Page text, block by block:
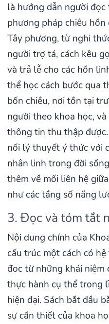
là hướng dẫn người
phương pháp chiêu
Tây phương, từ nghi
người trợ tá, cách kêu
và trả lễ cho các hồn
thể học cách bước qua
bốn chiều, nơi tồn tại
người theo khoa học,
thông tin thu thập
nối lý thuyết ý thức với
nhân linh trong đời
thêm về mối liên hệ
như các tầng số năng
3. Đọc và tóm tắt
Nội dung chính của
cấu trúc một cách có
đọc từ những khái niệm
thực hành cụ thể trong
hiện đại. Sách bắt đầu
sự cần thiết của khoa